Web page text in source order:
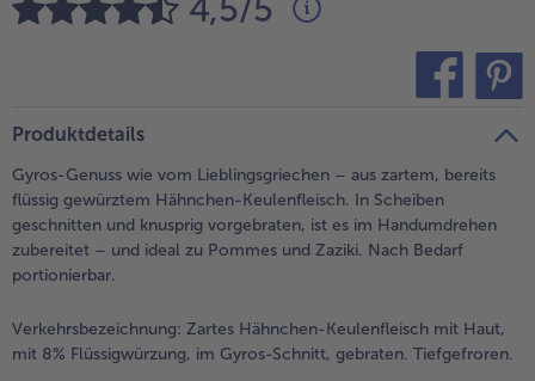
alle Brot & Brötchen
Obst
alle Obst
Wein & Spirituosen
Küchenutensilien
alle Für die Heißluftfritteuse
bofrost*plus.
alle bofrost*plus.
4,5/5
Produktdetails
Gyros-Genuss wie vom Lieblingsgriechen – aus zartem, bereits
flüssig gewürztem Hähnchen-Keulenfleisch. In Scheiben
geschnitten und knusprig vorgebraten, ist es im Handumdrehen
zubereitet – und ideal zu Pommes und Zaziki. Nach Bedarf
portionierbar.
Verkehrsbezeichnung: Zartes Hähnchen-Keulenfleisch mit Haut,
mit 8% Flüssigwürzung, im Gyros-Schnitt, gebraten. Tiefgefroren.